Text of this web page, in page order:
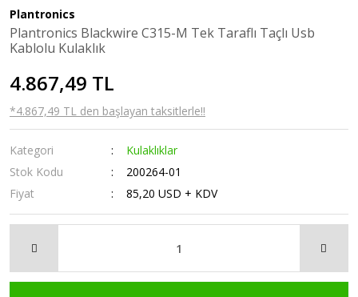
Plantronics
Plantronics Blackwire C315-M Tek Taraflı Taçlı Usb
Kablolu Kulaklık
4.867,49 TL
*4.867,49 TL den başlayan taksitlerle!!
Kategori
Kulaklıklar
Stok Kodu
200264-01
Fiyat
85,20 USD + KDV